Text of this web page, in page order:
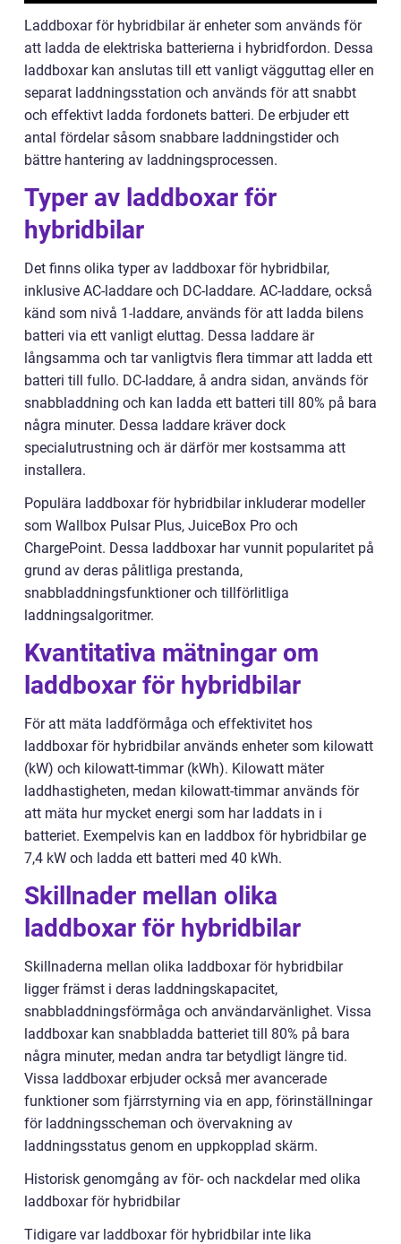
Laddboxar för hybridbilar är enheter som används för
att ladda de elektriska batterierna i hybridfordon. Dessa
laddboxar kan anslutas till ett vanligt vägguttag eller en
separat laddningsstation och används för att snabbt
och effektivt ladda fordonets batteri. De erbjuder ett
antal fördelar såsom snabbare laddningstider och
bättre hantering av laddningsprocessen.
Typer av laddboxar för
hybridbilar
Det finns olika typer av laddboxar för hybridbilar,
inklusive AC-laddare och DC-laddare. AC-laddare, också
känd som nivå 1-laddare, används för att ladda bilens
batteri via ett vanligt eluttag. Dessa laddare är
långsamma och tar vanligtvis flera timmar att ladda ett
batteri till fullo. DC-laddare, å andra sidan, används för
snabbladdning och kan ladda ett batteri till 80% på bara
några minuter. Dessa laddare kräver dock
specialutrustning och är därför mer kostsamma att
installera.
Populära laddboxar för hybridbilar inkluderar modeller
som Wallbox Pulsar Plus, JuiceBox Pro och
ChargePoint. Dessa laddboxar har vunnit popularitet på
grund av deras pålitliga prestanda,
snabbladdningsfunktioner och tillförlitliga
laddningsalgoritmer.
Kvantitativa mätningar om
laddboxar för hybridbilar
För att mäta laddförmåga och effektivitet hos
laddboxar för hybridbilar används enheter som kilowatt
(kW) och kilowatt-timmar (kWh). Kilowatt mäter
laddhastigheten, medan kilowatt-timmar används för
att mäta hur mycket energi som har laddats in i
batteriet. Exempelvis kan en laddbox för hybridbilar ge
7,4 kW och ladda ett batteri med 40 kWh.
Skillnader mellan olika
laddboxar för hybridbilar
Skillnaderna mellan olika laddboxar för hybridbilar
ligger främst i deras laddningskapacitet,
snabbladdningsförmåga och användarvänlighet. Vissa
laddboxar kan snabbladda batteriet till 80% på bara
några minuter, medan andra tar betydligt längre tid.
Vissa laddboxar erbjuder också mer avancerade
funktioner som fjärrstyrning via en app, förinställningar
för laddningsscheman och övervakning av
laddningsstatus genom en uppkopplad skärm.
Historisk genomgång av för- och nackdelar med olika
laddboxar för hybridbilar
Tidigare var laddboxar för hybridbilar inte lika